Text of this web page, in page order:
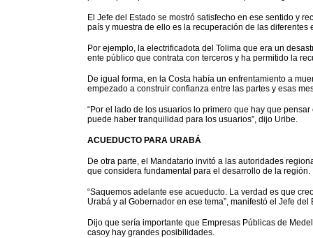
El Jefe del Estado se mostró satisfecho en ese sentido y
país y muestra de ello es la recuperación de las
Por ejemplo, la electrificadota del Tolima que era un
ente público que contrata con terceros y ha permitido la
De igual forma, en la Costa había un enfrentamiento a
empezado a construir confianza entre las partes y esas
“Por el lado de los usuarios lo primero que hay que
puede haber tranquilidad para los usuarios”, dijo Uribe.
ACUEDUCTO PARA URABÁ
De otra parte, el Mandatario invitó a las autoridades
que considera fundamental para el desarrollo de la región.
“Saquemos adelante ese acueducto. La verdad es que
Urabá y al Gobernador en ese tema”, manifestó el Jefe del
Dijo que sería importante que Empresas Públicas de
casoy hay grandes posibilidades.